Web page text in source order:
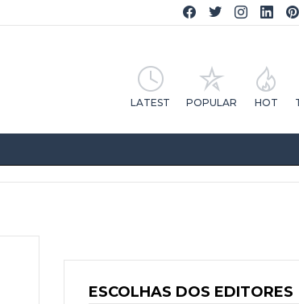
Facebook CA Notícias
Twitter CA Notícias
Instagram
LATEST POPULAR HOT
ESCOLHAS DOS EDITORES